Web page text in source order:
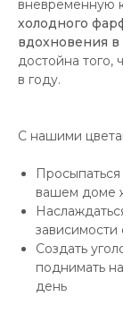
вневременную
холодного
вдохновения
достойна того,
в году.
С нашими
вашем доме
зависимости
Создать
поднимать
день